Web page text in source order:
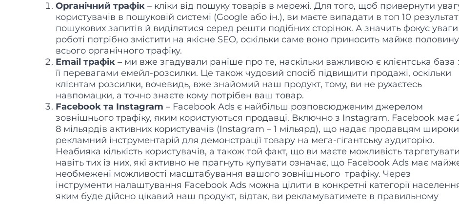
Органічний трафік – кліки від пошуку товарів в мережі. Для того, щоб привернути
користувачів в пошуковій системі (Google або ін.), ви маєте випадати в топ 10
пошукових запитів й виділятися серед решти подібних сторінок. А значить фокус
роботі потрібно змістити на якісне SEO, оскільки саме воно приносить майже половину
всього органічного трафіку.
Email трафік – ми вже згадували раніше про те, наскільки важливою є клієнтська база
її перевагами емейл-розсилки. Це також чудовий спосіб підвищити продажі, оскільки
клієнтам розсилки, вочевидь, вже знайомий наш продукт, тому, ви не рухаєтесь
навпомацки, а точно знаєте кому потрібен ваш товар.
Facebook та Instagram – Facebook Ads є найбільш розповсюдженим джерелом
зовнішнього трафіку, яким користуються продавці. Включно з Instagram. Facebook має
8 мільярдів активних користувачів (Instagram – 1 мільярд), що надає продавцям
рекламний інструментарій для демонстрації товару на мега-гігантську аудиторію.
Неабияка кількість користувачів, а також той факт, що ви маєте можливість таргетувати
навіть тих із них, які активно не прагнуть купувати означає, що Facebook Ads має
необмежені можливості масштабування вашого зовнішнього трафіку. Через
інструменти налаштування Facebook Ads можна цілити в конкретні категорії
яким буде дійсно цікавий наш продукт, відтак, ви рекламуватимете в правильному